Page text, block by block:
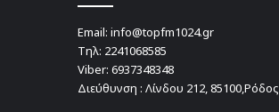
Email: info@topfm1024.gr
Τηλ: 2241068585
Viber: 6937348348
Διεύθυνση : Λίνδου 212, 85100,Ρόδος